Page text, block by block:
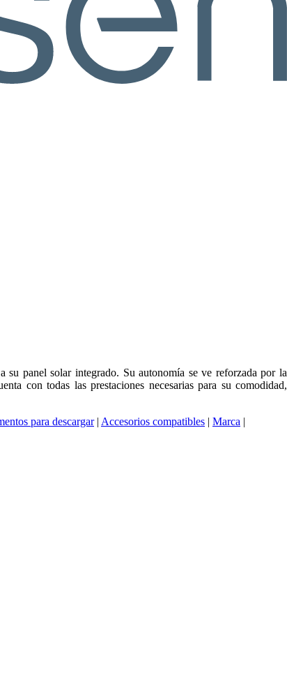
su panel solar integrado. Su autonomía se ve reforzada por la
con todas las prestaciones necesarias para su comodidad,
para descargar | Accesorios compatibles | Marca |